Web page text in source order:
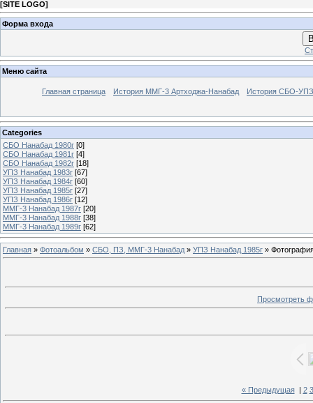
[SITE LOGO]
Форма входа
Меню сайта
Главная страница История ММГ-3 Артходжа-Нанабад История СБО-УПЗ
Categories
СБО Нанабад 1980г [0]
СБО Нанабад 1981г [4]
СБО Нанабад 1982г [18]
УПЗ Нанабад 1983г [67]
УПЗ Нанабад 1984г [60]
УПЗ Нанабад 1985г [27]
УПЗ Нанабад 1986г [12]
ММГ-3 Нанабад 1987г [20]
ММГ-3 Нанабад 1988г [38]
ММГ-3 Нанабад 1989г [62]
Главная » Фотоальбом » СБО, ПЗ, ММГ-3 Нанабад » УПЗ Нанабад 1985г »
Просмотреть
« Предыдущая| 2 3